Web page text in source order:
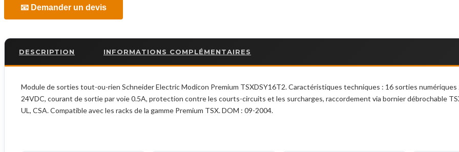
📧 Demander un devis
DESCRIPTION INFORMATIONS COMPLÉMENTAIRES
Module de sorties tout-ou-rien Schneider Electric Modicon Premium TSXDSY16T2. Caractéristiques techniques : 16 sorties
24VDC, courant de sortie par voie 0.5A, protection contre les courts-circuits et les surcharges, raccordement via bornier débrochable
UL, CSA. Compatible avec les racks de la gamme Premium TSX. DOM : 09-2004.